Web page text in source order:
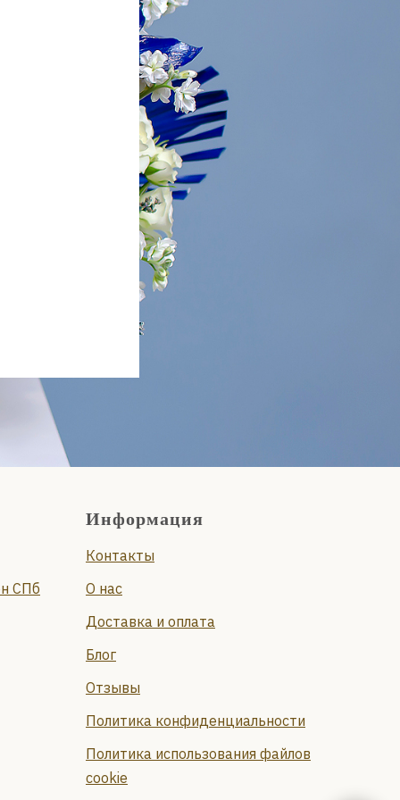
СПб
Информация
Контакты
О нас
Доставка и оплата
Блог
Отзывы
Политика конфиденциальности
Политика использования файлов
cookie